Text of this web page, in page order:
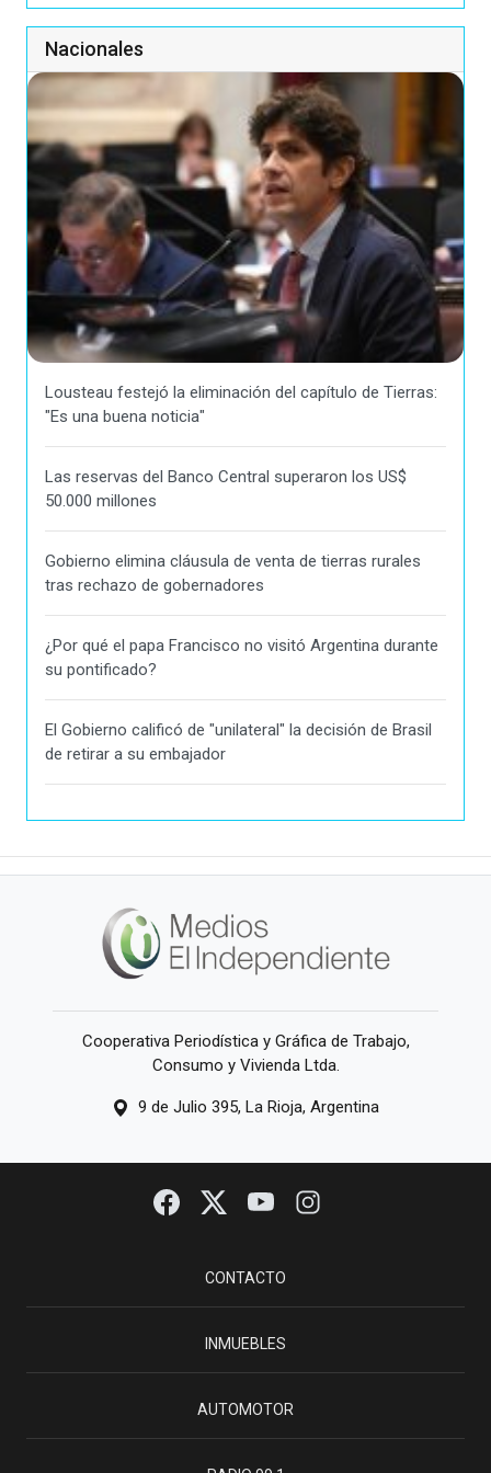
Nacionales
Lousteau festejó la eliminación del capítulo de Tierras:
"Es una buena noticia"
Las reservas del Banco Central superaron los US$
50.000 millones
Gobierno elimina cláusula de venta de tierras rurales
tras rechazo de gobernadores
¿Por qué el papa Francisco no visitó Argentina durante
su pontificado?
El Gobierno calificó de "unilateral" la decisión de Brasil
de retirar a su embajador
Cooperativa Periodística y Gráfica de Trabajo,
Consumo y Vivienda Ltda.
9 de Julio 395, La Rioja, Argentina
CONTACTO
INMUEBLES
AUTOMOTOR